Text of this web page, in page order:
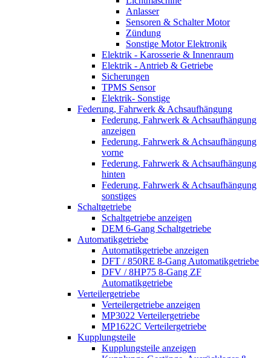
Anlasser
Sensoren & Schalter Motor
Zündung
Sonstige Motor Elektronik
Elektrik - Karosserie & Innenraum
Elektrik - Antrieb & Getriebe
Sicherungen
TPMS Sensor
Elektrik- Sonstige
Federung, Fahrwerk & Achsaufhängung
Federung, Fahrwerk & Achsaufhängung
anzeigen
Federung, Fahrwerk & Achsaufhängung
vorne
Federung, Fahrwerk & Achsaufhängung
hinten
Federung, Fahrwerk & Achsaufhängung
sonstiges
Schaltgetriebe
Schaltgetriebe anzeigen
DEM 6-Gang Schaltgetriebe
Automatikgetriebe
Automatikgetriebe anzeigen
DFT / 850RE 8-Gang Automatikgetriebe
DFV / 8HP75 8-Gang ZF
Automatikgetriebe
Verteilergetriebe
Verteilergetriebe anzeigen
MP3022 Verteilergetriebe
MP1622C Verteilergetriebe
Kupplungsteile
Kupplungsteile anzeigen